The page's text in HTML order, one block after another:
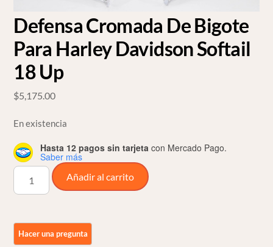
Defensa Cromada De Bigote
Para Harley Davidson Softail
18 Up
$5,175.00
En existencia
Hasta 12 pagos sin tarjeta con Mercado Pago.
Saber más
Defensa
Cromada
Para
Añadir al carrito